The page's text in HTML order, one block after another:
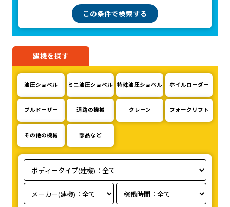
建機を探す
油圧ショベル ミニ油圧ショベル 特殊油圧ショベル ホイルローダー
ブルドーザー 道路の機械 クレーン フォークリフト
その他の機械 部品など